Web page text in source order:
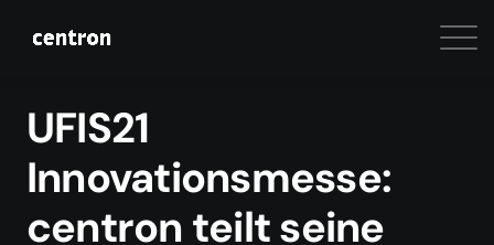
UFIS21
Innovationsmesse:
centron teilt seine